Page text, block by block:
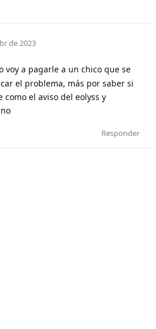
de 2023
voy a pagarle a un chico que se
el problema, más por saber si
como el aviso del eolyss y
Responder